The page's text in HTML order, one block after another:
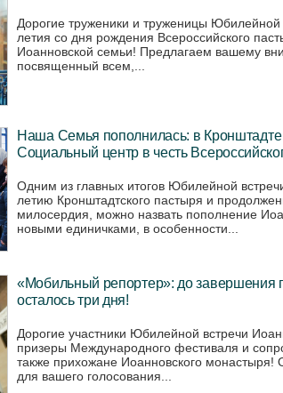
Дорогие труженики и труженицы Юбилейной
летия со дня рождения Всероссийского
Иоанновской семьи! Предлагаем вашему
посвященный всем,...
Наша Семья пополнилась: в
Социальный центр в честь
Одним из главных итогов Юбилейной
летию Кронштадтского пастыря и
милосердия, можно назвать пополнение
новыми единичками, в особенности...
«Мобильный репортер»: до завершения
осталось три дня!
Дорогие участники Юбилейной встречи
призеры Международного фестиваля и
также прихожане Иоанновского монастыря!
для вашего голосования...